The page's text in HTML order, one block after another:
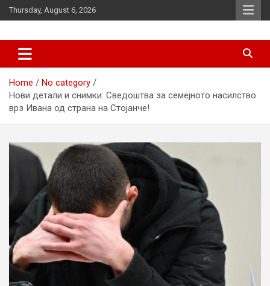
Skip
to
Thursday, August 6, 2026
d7-news.com
Home
No category
Нови детали и снимки: Сведоштва за семејното насилство
врз Ивана од страна на Стојанче!